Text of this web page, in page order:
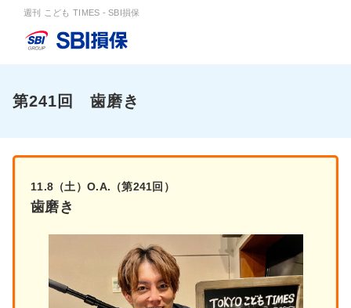
週刊 こども TIMES - SBI損保
第241回 歯磨き
11.8（土）O.A.（第241回）
歯磨き